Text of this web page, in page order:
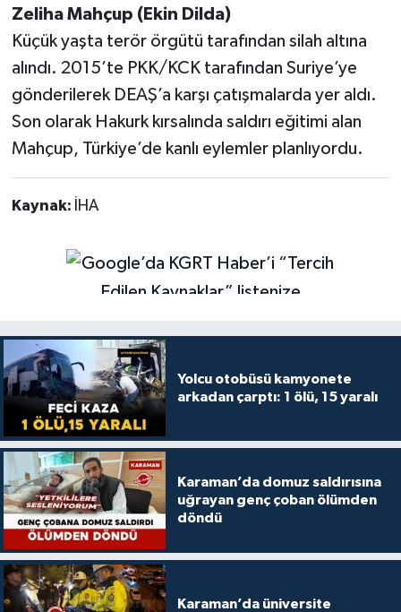
Zeliha Mahçup (Ekin Dilda)
Küçük yaşta terör örgütü tarafından silah altına
alındı. 2015’te PKK/KCK tarafından Suriye’ye
gönderilerek DEAŞ’a karşı çatışmalarda yer aldı.
Son olarak Hakurk kırsalında saldırı eğitimi alan
Mahçup, Türkiye’de kanlı eylemler planlıyordu.
Kaynak: İHA
Yolcu otobüsü kamyonete
arkadan çarptı: 1 ölü, 15 yaralı
Karaman’da domuz saldırısına
uğrayan genç çoban ölümden
döndü
Karaman’da üniversite